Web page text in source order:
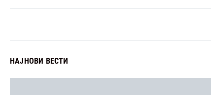
НАЈНОВИ ВЕСТИ